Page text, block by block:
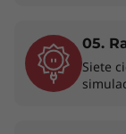
05.
Siete